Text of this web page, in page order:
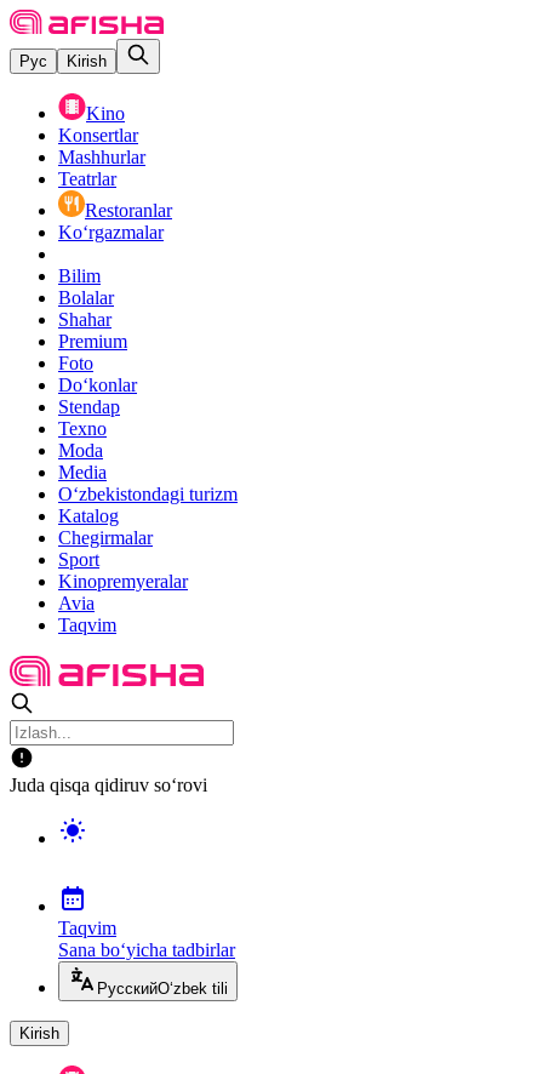
Рус Kirish
Kino
Konsertlar
Mashhurlar
Teatrlar
Restoranlar
Ko‘rgazmalar
Bilim
Bolalar
Shahar
Premium
Foto
Do‘konlar
Stendap
Texno
Moda
Media
O‘zbekistondagi turizm
Katalog
Chegirmalar
Sport
Kinopremyeralar
Avia
Taqvim
Juda qisqa qidiruv so‘rovi
Taqvim
Sana bo‘yicha tadbirlar
РусскийO‘zbek tili
Kirish